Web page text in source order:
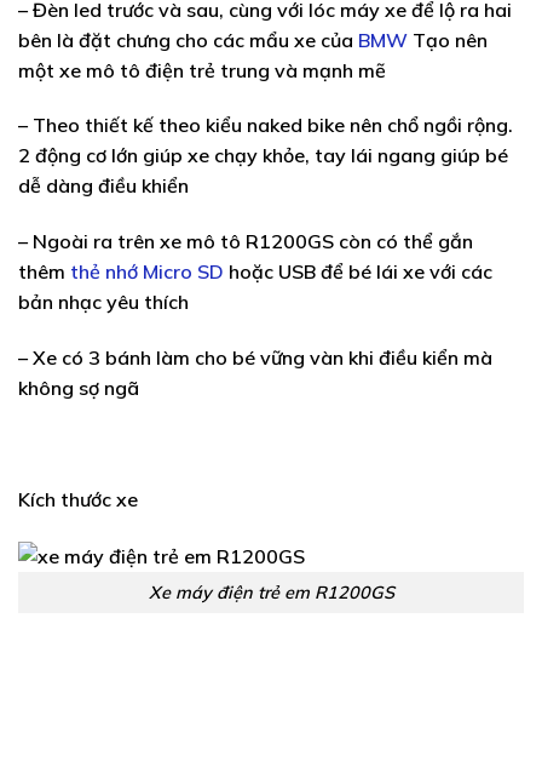
– Đèn led trước và sau, cùng với lóc máy xe để lộ ra hai
bên là đặt chưng cho các mẩu xe của BMW Tạo nên
một xe mô tô điện trẻ trung và mạnh mẽ
– Theo thiết kế theo kiểu naked bike nên chổ ngồi rộng.
2 động cơ lớn giúp xe chạy khỏe, tay lái ngang giúp bé
dễ dàng điều khiển
– Ngoài ra trên xe mô tô R1200GS còn có thể gắn
thêm thẻ nhớ Micro SD hoặc USB để bé lái xe với các
bản nhạc yêu thích
– Xe có 3 bánh làm cho bé vững vàn khi điều kiển mà
không sợ ngã
Kích thước xe
Xe máy điện trẻ em R1200GS